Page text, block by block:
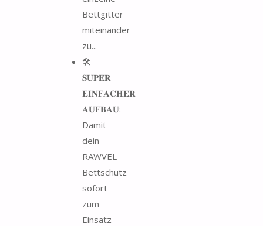
Bettgitter
miteinander
zu...
🛠️
𝐒𝐔𝐏𝐄𝐑
𝐄𝐈𝐍𝐅𝐀𝐂𝐇𝐄𝐑
𝐀𝐔𝐅𝐁𝐀𝐔:
Damit
dein
RAWVEL
Bettschutz
sofort
zum
Einsatz